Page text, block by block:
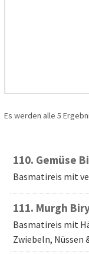
Es werden alle 5
110. Gemüse
Basmatireis mit
111. Murgh
Basmatireis mit
Zwiebeln, Nüssen